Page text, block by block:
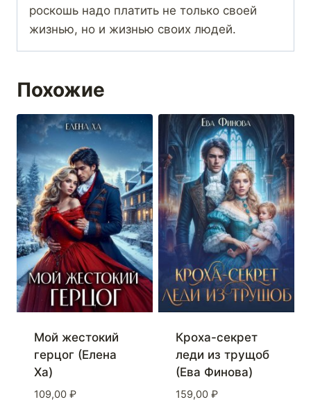
роскошь надо платить не только своей
жизнью, но и жизнью своих людей.
Похожие
Мой жестокий
герцог (Елена
Ха)
109,00 ₽
Кроха-секрет
леди из трущоб
(Ева Финова)
159,00 ₽